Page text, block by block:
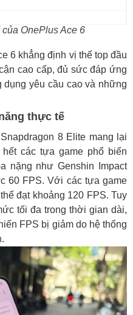
OnePlus Ace 6
6 khẳng định vị thế top đầu
cao cấp, đủ sức đáp ứng
yêu cầu cao và những
thực tế
8 Elite mang lại
các tựa game phổ biến
nặng như Genshin Impact
60 FPS. Với các tựa game
đạt khoảng 120 FPS. Tuy
tối đa trong thời gian dài,
FPS bị giảm do hệ thống